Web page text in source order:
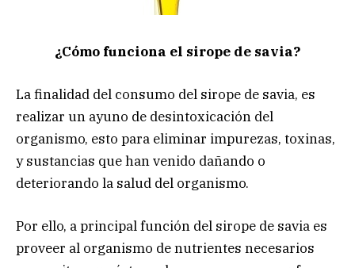
¿Cómo funciona el sirope de savia?
La finalidad del consumo del sirope de savia, es
realizar un ayuno de desintoxicación del
organismo, esto para eliminar impurezas, toxinas,
y sustancias que han venido dañando o
deteriorando la salud del organismo.
Por ello, a principal función del sirope de savia es
proveer al organismo de nutrientes necesarios